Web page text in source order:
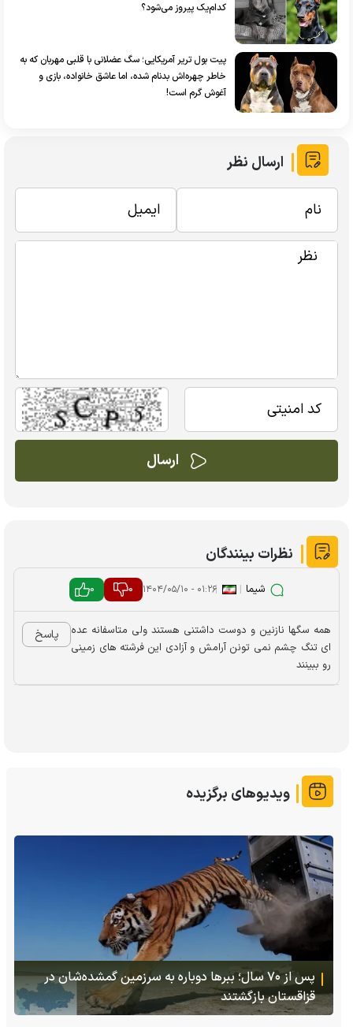
کدام‌یک پیروز می‌شود؟
پیت بول تریر آمریکایی؛ سگ عضلانی با قلبی مهربان که به
خاطر چهره‌اش بدنام شده، اما عاشق خانواده، بازی‌ و
آغوش‌ گرم است!
ارسال نظر
نظرات بینندگان
شیما |
|۰۱:۲۶ - ۱۴۰۴/۰۵/۱۰ 0
0
همه سگها نازنین و دوست داشتنی هستند ولی متاسفانه عده
ای تنگ چشم نمی تونن آرامش و آزادی این فرشته های زمینی
رو ببینند
پاسخ
ویدیوهای برگزیده
(ویدئو +16) تصاویری هولناک از یک سگ با فَک کاملا